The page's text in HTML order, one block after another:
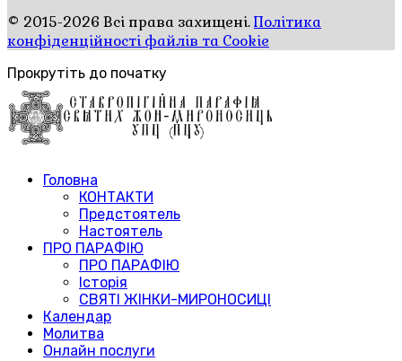
© 2015-2026 Всі права захищені.Політика
конфіденційності файлів та Cookie
Прокрутіть до початку
Головна
КОНТАКТИ
Предстоятель
Настоятель
ПРО ПАРАФІЮ
ПРО ПАРАФІЮ
Історія
СВЯТІ ЖІНКИ-МИРОНОСИЦІ
Календар
Молитва
Онлайн послуги